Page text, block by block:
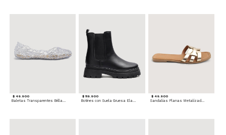
$ 49.900
Baletas Transparentes Brillantes
$ 119.900
Botines con Suela Gruesa Elastizada
$ 49.900
Sandalias Planas Metalizadas